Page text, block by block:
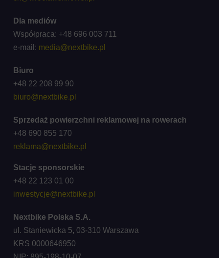
Dla mediów
Współpraca: +48 696 003 711
e-mail: media@nextbike.pl
Biuro
+48 22 208 99 90
biuro@nextbike.pl
Sprzedaż powierzchni reklamowej na rowerach
+48 690 855 170
reklama@nextbike.pl
Stacje sponsorskie
+48 22 123 01 00
inwestycje@nextbike.pl
Nextbike Polska S.A.
ul. Staniewicka 5, 03-310 Warszawa
KRS 0000646950